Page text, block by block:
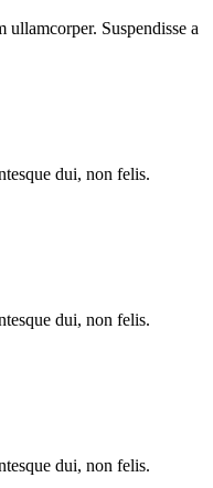
Suspendisse a
dui, non felis.
dui, non felis.
dui, non felis.